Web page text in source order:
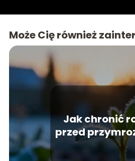
stworzyć funkcjonalne
Może Cię również
Jak chronić
przed
Skuteczne